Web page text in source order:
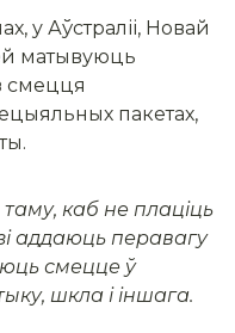
у Аўстраліі, Новай
матывуюць
смецця
пакетах,
каб не плаціць
аддаюць перавагу
смецце ў
шкла і іншага.